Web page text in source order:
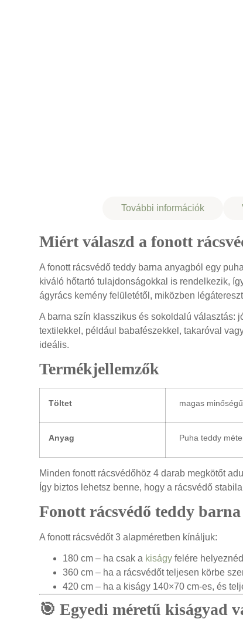
További információk
Miért válaszd a fonott
A fonott rácsvédő teddy barna anyagból egy
kiváló hőtartó tulajdonságokkal is rendelkezik,
ágyrács kemény felületétől, miközben
A barna szín klasszikus és sokoldalú választás:
textilekkel, például babafészekkel, takaróval
ideális.
Termékjellemzők
Töltet magas
Anyag Puha teddy
Minden fonott rácsvédőhöz 4 darab megkötőt
Így biztos lehetsz benne, hogy a rácsvédő
Fonott rácsvédő teddy
A fonott rácsvédőt 3 alapméretben kínáljuk:
180 cm – ha csak a kiságy felére
360 cm – ha a rácsvédőt teljesen körbe
420 cm – ha a kiságy 140×70 cm-es, és
🎯 Egyedi méretű kiságyad